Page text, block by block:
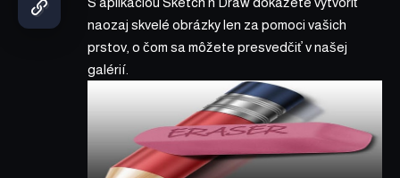
naozaj skvelé obrázky len za pomoci vašich
prstov, o čom sa môžete presvedčiť v našej
galérií.